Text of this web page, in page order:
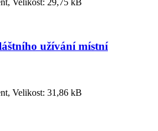
Velikost: 29,75 kB
užívání místní
Velikost: 31,86 kB